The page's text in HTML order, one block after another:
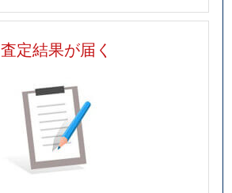
査定結果が届く